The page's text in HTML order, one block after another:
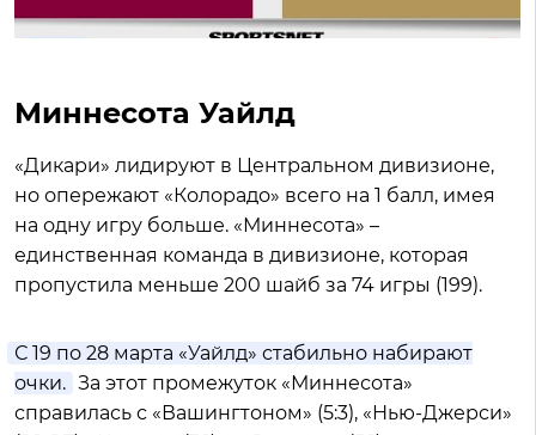
Миннесота Уайлд
«Дикари» лидируют в Центральном дивизионе,
но опережают «Колорадо» всего на 1 балл, имея
на одну игру больше. «Миннесота» –
единственная команда в дивизионе, которая
пропустила меньше 200 шайб за 74 игры (199).
С 19 по 28 марта «Уайлд» стабильно набирают
очки. За этот промежуток «Миннесота»
справилась с «Вашингтоном» (5:3), «Нью-Джерси»